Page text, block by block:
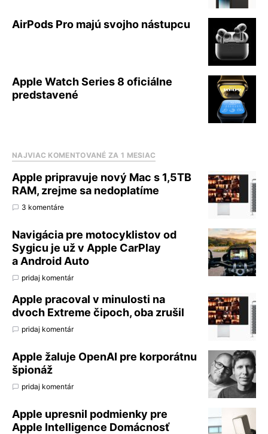
AirPods Pro majú svojho nástupcu
Apple Watch Series 8 oficiálne
predstavené
NAJVIAC KOMENTOVANÉ ZA 1 MESIAC
Apple pripravuje nový Mac s 1,5TB
RAM, zrejme sa nedoplatíme
3 komentáre
Navigácia pre motocyklistov od
Sygicu je už v Apple CarPlay
a Android Auto
pridaj komentár
Apple pracoval v minulosti na
dvoch Extreme čipoch, oba zrušil
pridaj komentár
Apple žaluje OpenAI pre korporátnu
špionáž
pridaj komentár
Apple upresnil podmienky pre
Apple Intelligence Domácnosť